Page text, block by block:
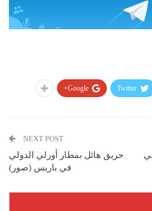
Twitter
Google+
NEXT POST
حريق هائل بمطار أورلي الدولي
في باريس (صور)